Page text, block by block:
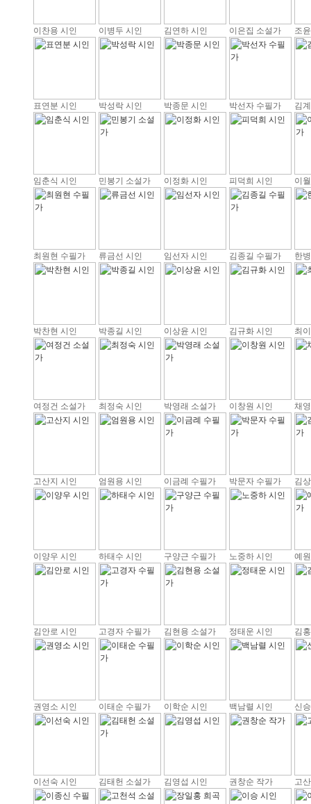
이찬용 시인 이병두 시인 김연하 시인 이은집 소설가 조
표연분 시인 박성락 시인 박종문 시인 박선자 수필가 김
임춘식 시인 민봉기 소설가 이정화 시인 피덕희 시인 이
최원현 수필가 류금선 시인 임선자 시인 김종길 수필가 한
박찬현 시인 박종길 시인 이상윤 시인 김규화 시인 최
여정건 소설가 최정숙 시인 박영래 소설가 이창원 시인 채
고산지 시인 엄원용 시인 이금례 수필가 박문자 수필가 김
이양우 시인 하태수 시인 구양근 수필가 노중하 시인 예
김안로 시인 고경자 수필가 김현용 소설가 정태운 시인 김
권영소 시인 이태순 수필가 이학순 시인 백남렬 시인 신
이선숙 시인 김태헌 소설가 김영섭 시인 권창순 작가 고